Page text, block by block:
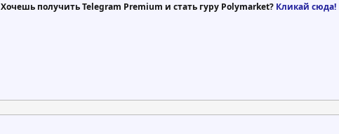
Хочешь получить Telegram Premium и стать гуру Polymarket? Кликай сюда!